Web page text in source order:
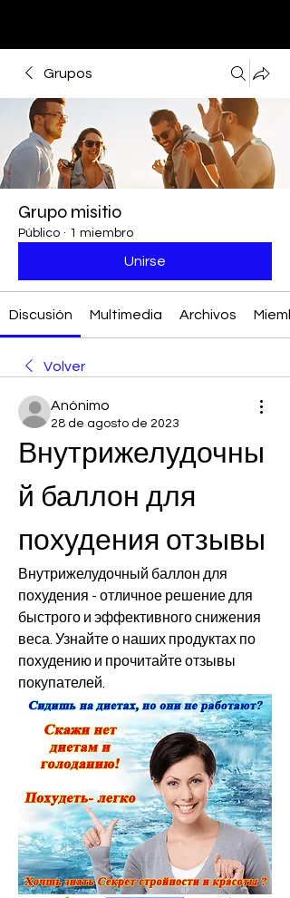
Grupos
Grupo misitio
Público · 1 miembro
Unirse
Discusión Multimedia Archivos
Volver
Anónimo
28 de agosto de 2023
Внутрижелудочны
й баллон для
похудения отзывы
Внутрижелудочный баллон для
похудения - отличное решение для
быстрого и эффективного снижения
веса. Узнайте о наших продуктах по
похудению и прочитайте отзывы
покупателей.